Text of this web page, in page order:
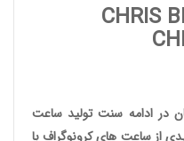
CHRIS
در ادامه سنت تولید ساعت
ازساعت های کرونوگرافبا